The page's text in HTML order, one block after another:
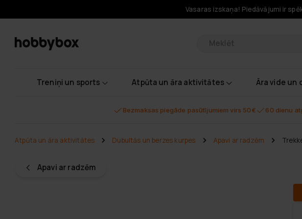
Vasaras izskaņa! Piedāvājumi ir
Treniņi un sports Atpūta un āra aktivitātes Āra vide un
Bezmaksas piegāde pasūtījumiem virs 50€ 60 dienu
Apavi ar radzēm
Atpūta un āra aktivitātes Dubultās un berzes kurpes Apavi ar radzēm